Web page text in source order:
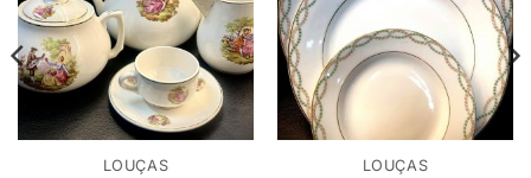
LOUÇAS LOUÇAS